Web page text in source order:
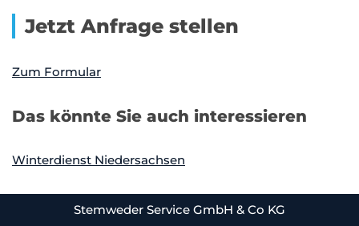
Jetzt Anfrage stellen
Zum Formular
Das könnte Sie auch interessieren
Winterdienst Niedersachsen
Stemweder Service GmbH & Co KG